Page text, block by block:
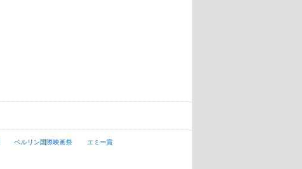
ベルリン国際映画祭
エミー賞